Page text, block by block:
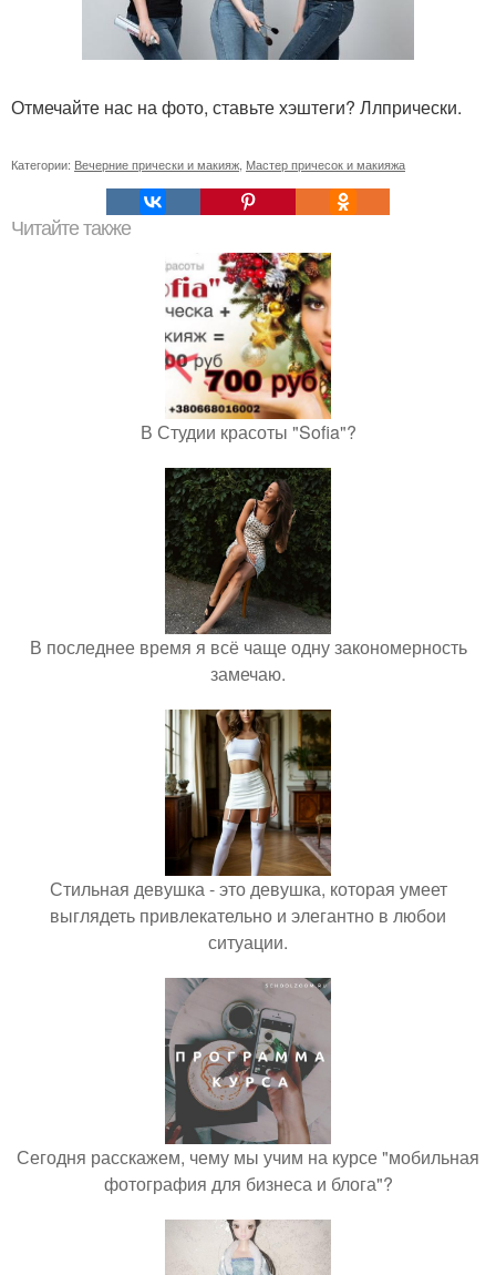
Отмечайте нас на фото, ставьте хэштеги? Ллпрически.
Категории: Вечерние прически и макияж, Мастер причесок и макияжа
Читайте также
В Студии красоты "Sofia"?
В последнее время я всё чаще одну закономерность
замечаю.
Стильная девушка - это девушка, которая умеет
выглядеть привлекательно и элегантно в любои
ситуации.
Сегодня расскажем, чему мы учим на курсе "мобильная
фотография для бизнеса и блога"?